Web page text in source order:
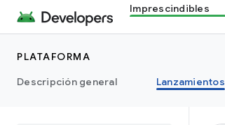
Imprescindibles
PLATAFORMA
Descripción general
Lanzamientos